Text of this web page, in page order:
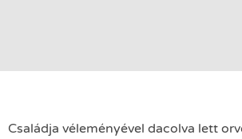
Családja véleményével dacolva lett